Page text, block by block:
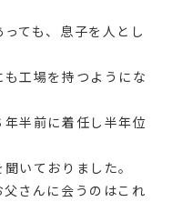
ても、息子を人とし
工場を持つようにな
半前に着任し半年位
いておりました。
さんに会うのはこれ